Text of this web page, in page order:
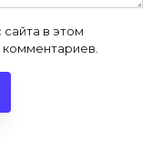
в этом